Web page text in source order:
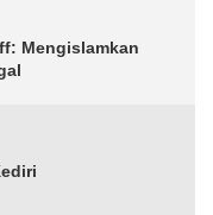
Mengislamkan